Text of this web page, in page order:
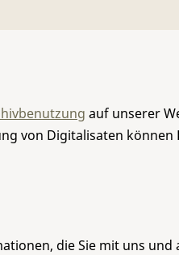
auf unserer
von Digitalisaten können
die Sie mit uns